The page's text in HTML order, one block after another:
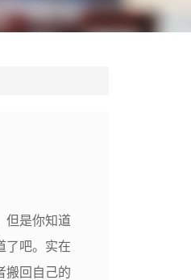
但是你知道
了吧。实在
搬回自己的